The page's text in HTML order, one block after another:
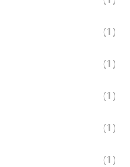
(1)
(1)
(1)
(1)
(1)